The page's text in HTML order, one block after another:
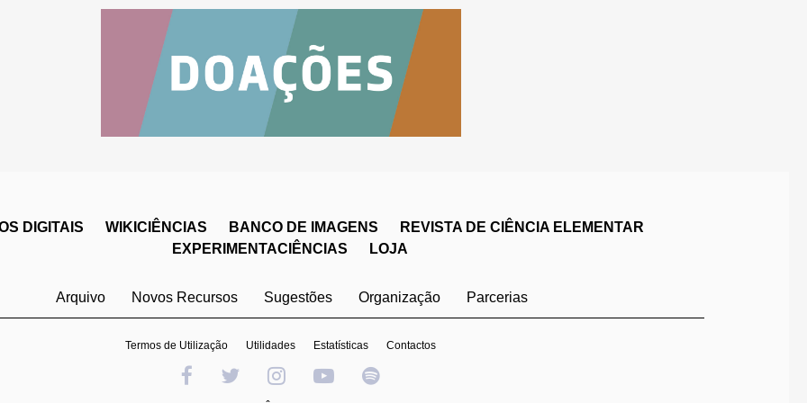
DIGITAIS WIKICIÊNCIAS BANCO DE IMAGENS
REVISTA DE CIÊNCIA ELEMENTAR
EXPERIMENTACIÊNCIAS
LOJA
Arquivo Novos Recursos Sugestões Organização Parcerias
Termos de Utilização Utilidades Estatísticas Contactos